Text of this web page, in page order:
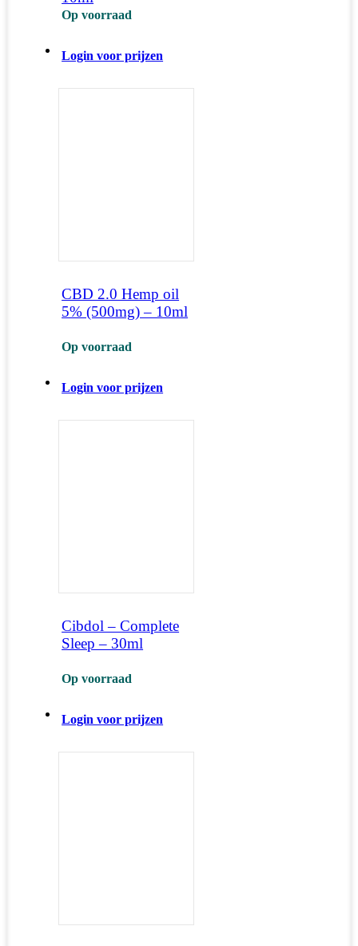
Op voorraad
Login voor prijzen
CBD 2.0 Hemp oil
5% (500mg) – 10ml
Op voorraad
Login voor prijzen
Cibdol – Complete
Sleep – 30ml
Op voorraad
Login voor prijzen